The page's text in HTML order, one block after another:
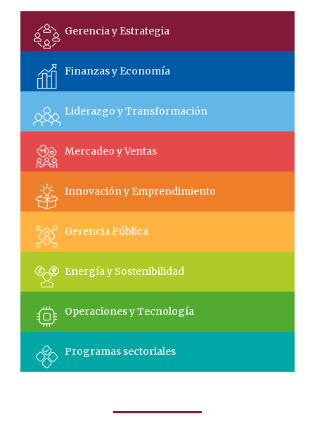
Gerencia y Estrategia
Finanzas y Economía
Liderazgo y Transformación
Mercadeo y Ventas
Innovación y Emprendimiento
Gerencia Pública
Energía y Sostenibilidad
Operaciones y Tecnología
Programas sectoriales